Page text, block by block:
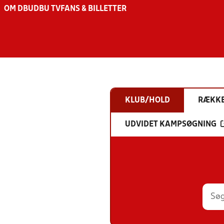
OM DBU DBU TV FANS & BILLETTER
KLUB/HOLD
UDVIDET KAMPSØGNING